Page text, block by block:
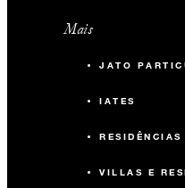
Mais
JATO
IATES
RESIDÊNCIAS
VILLAS E